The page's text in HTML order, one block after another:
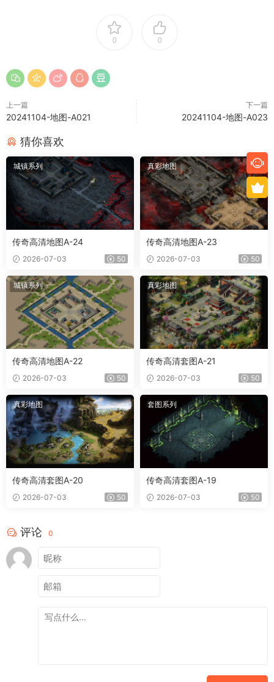
0 0
上一篇
20241104-地图-A021
下一篇
20241104-地图-A023
猜你喜欢
城镇系列
传奇高清地图A-24
2026-07-03 50
真彩地图
传奇高清地图A-23
2026-07-03 50
城镇系列
传奇高清地图A-22
2026-07-03 50
真彩地图
传奇高清套图A-21
2026-07-03 50
真彩地图
传奇高清套图A-20
2026-07-03 50
套图系列
传奇高清套图A-19
2026-07-03 50
评论 0